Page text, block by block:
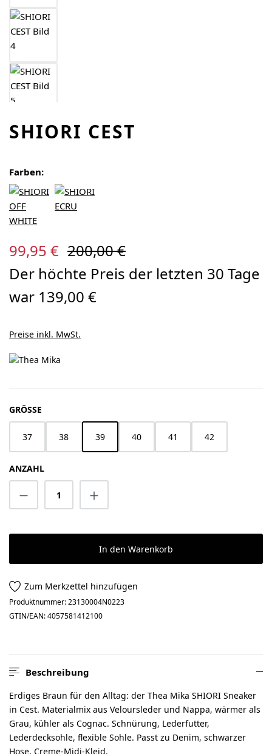
SHIORI CEST
Farben:
Verkaufspreis:
99,95 € Regulärer Preis:
200,00 €
Der höchte Preis der letzten 30 Tage
war 139,00 €
Preise inkl. MwSt.
GRÖSSE
37 38 39 40 41 42
ANZAHL
Produkt Anzahl: Gib den gewünschten
In den Warenkorb
Zum Merkzettel hinzufügen
Produktnummer:23130004N0223
GTIN/EAN:4057581412100
Beschreibung
Erdiges Braun für den Alltag: der Thea Mika SHIORI Sneaker
in Cest. Materialmix aus Veloursleder und Nappa, wärmer als
Grau, kühler als Cognac. Schnürung, Lederfutter,
Lederdecksohle, flexible Sohle. Passt zu Denim, schwarzer
Hose, Creme-Midi-Kleid.